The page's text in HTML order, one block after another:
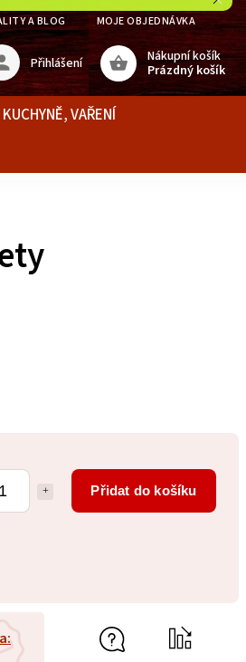
A BLOG MOJE OBJEDNÁVKA
Nákupní košík
Prázdný košík
Přihlášení
KUCHYNĚ, VAŘENÍ
Přidat do košíku